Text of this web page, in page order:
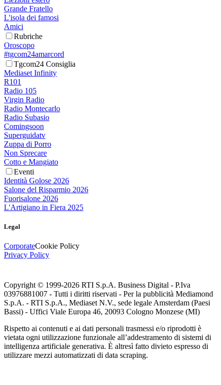
Grande Fratello
L'isola dei famosi
Amici
Rubriche
Oroscopo
#tgcom24amarcord
Tgcom24 Consiglia
Mediaset Infinity
R101
Radio 105
Virgin Radio
Radio Montecarlo
Radio Subasio
Comingsoon
Superguidatv
Zuppa di Porro
Non Sprecare
Cotto e Mangiato
Eventi
Identità Golose 2026
Salone del Risparmio 2026
Fuorisalone 2026
L'Artigiano in Fiera 2025
Legal
CorporateCookie Policy
Privacy Policy
Copyright © 1999-2026 RTI S.p.A. Business Digital - P.Iva
03976881007 - Tutti i diritti riservati - Per la pubblicità Mediamond
S.p.A. - RTI S.p.A., Mediaset N.V., sede legale Amsterdam (Paesi
Bassi) - Uffici Viale Europa 46, 20093 Cologno Monzese (MI)
Rispetto ai contenuti e ai dati personali trasmessi e/o riprodotti è
vietata ogni utilizzazione funzionale all’addestramento di sistemi di
intelligenza artificiale generativa. È altresì fatto divieto espresso di
utilizzare mezzi automatizzati di data scraping.